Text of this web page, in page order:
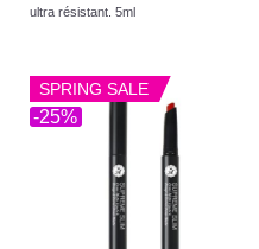
ultra résistant. 5ml
-25%
SPRING SALE